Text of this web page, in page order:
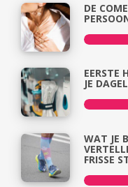
DE
EERSTE
JE
WAT JE
FRISSE